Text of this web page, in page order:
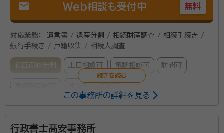
mail Web相談も受付中 無料
対応業務：
遺言書 / 遺産分割 / 相続財産調査 / 相続手続き /
銀行手続き / 戸籍収集 / 相続人調査
初回面談無料 土日相談可 電話相談可 訪問可
金厚 祐一（かねこ ゆういち）
この事務所の詳細を見る
行政書士髙安事務所